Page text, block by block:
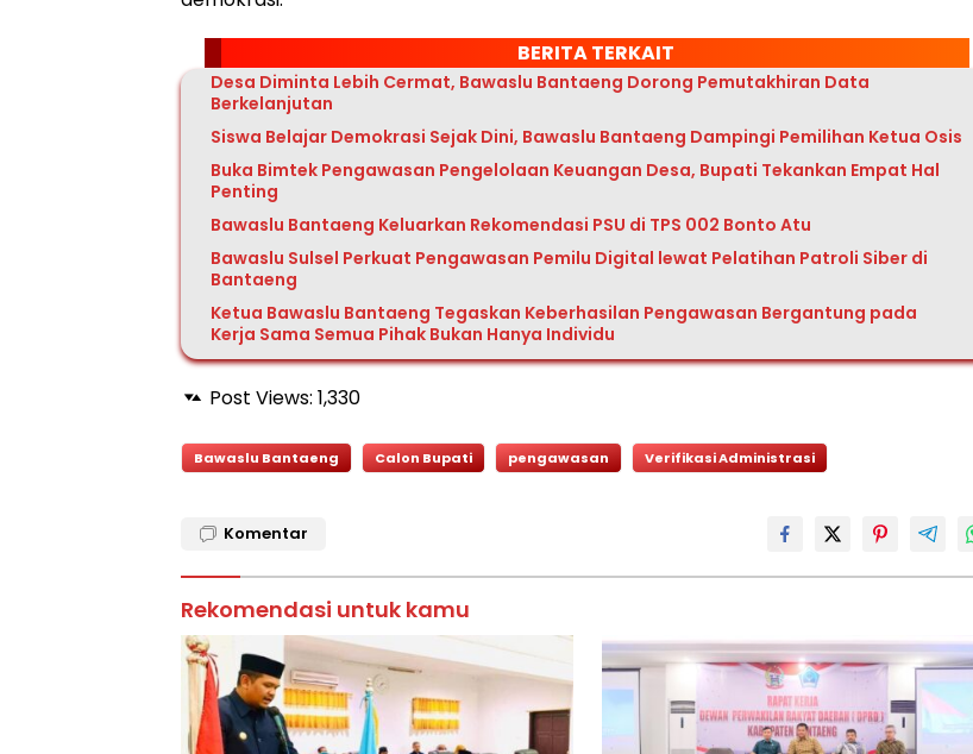
BERITA TERKAIT
Desa Diminta Lebih Cermat, Bawaslu Bantaeng Dorong Pemutakhiran Data
Berkelanjutan
Siswa Belajar Demokrasi Sejak Dini, Bawaslu Bantaeng Dampingi Pemilihan Ketua Osis
Buka Bimtek Pengawasan Pengelolaan Keuangan Desa, Bupati Tekankan Empat Hal
Penting
Bawaslu Bantaeng Keluarkan Rekomendasi PSU di TPS 002 Bonto Atu
Bawaslu Sulsel Perkuat Pengawasan Pemilu Digital lewat Pelatihan Patroli Siber di
Bantaeng
Ketua Bawaslu Bantaeng Tegaskan Keberhasilan Pengawasan Bergantung pada
Kerja Sama Semua Pihak Bukan Hanya Individu
Post Views: 1,330
Bawaslu Bantaeng Calon Bupati pengawasan Verifikasi Administrasi
Komentar
Rekomendasi untuk kamu